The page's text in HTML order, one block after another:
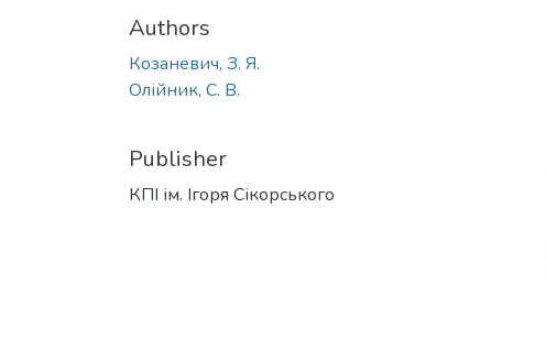
Authors
Козаневич, З. Я.
Олійник, С. В.
Publisher
КПІ ім. Ігоря Сікорського